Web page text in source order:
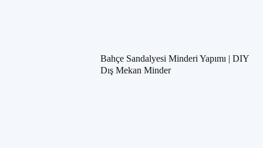
Bahçe Sandalyesi Minderi Yapımı | DIY
Dış Mekan Minder